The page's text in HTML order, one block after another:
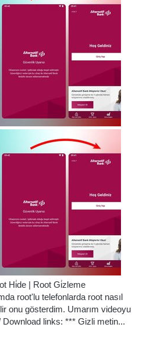
Hi̇de | Root Gi̇zleme
root'lu telefonlarda root nasıl
onu gösterdim. Umarım videoyu
links: *** Gizli metin...